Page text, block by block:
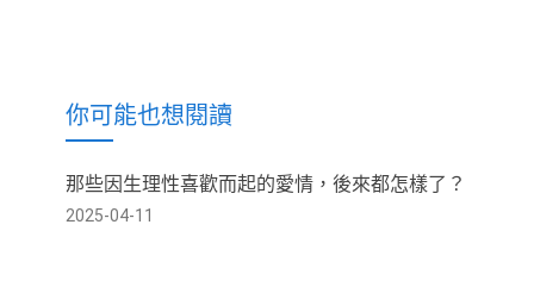
你可能也想閱讀
那些因生理性喜歡而起的愛情，後來都怎樣了？
2025-04-11